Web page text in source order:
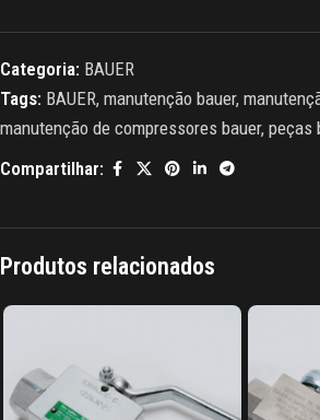
Categoria: BAUER
Tags: BAUER, manutenção bauer,
manutenção de compressores bauer, peças
Compartilhar:
Produtos relacionados